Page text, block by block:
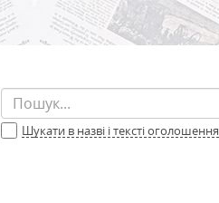
Шукати в назві і тексті оголошення